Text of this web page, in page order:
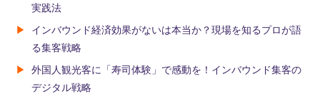
実践法
▶
インバウンド経済効果がないは本当か？現場を知るプロが語
る集客戦略
▶
外国人観光客に「寿司体験」で感動を！インバウンド集客の
デジタル戦略